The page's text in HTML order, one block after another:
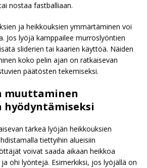
nostaa fastballiaan.
ja heikkouksien ymmärtäminen voi
Jos lyöjä kamppailee murroslyöntien
sliderien tai kaarien käyttöä. Näiden
koko pelin ajan on ratkaisevan
päätösten tekemiseksi.
muuttaminen
hyödyntämiseksi
tärkeä lyöjän heikkouksien
tiettyihin alueisiin
voivat saada aikaan heikkoa
ohi lyöntejä. Esimerkiksi, jos lyöjällä on